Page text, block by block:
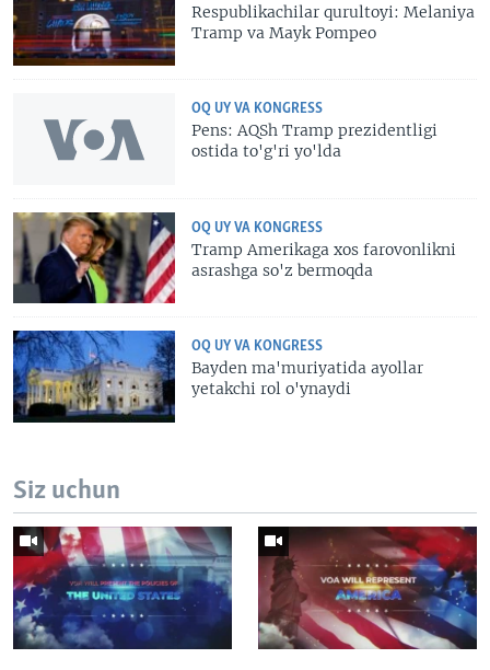
Respublikachilar qurultoyi: Melaniya
Tramp va Mayk Pompeo
OQ UY VA KONGRESS
Pens: AQSh Tramp prezidentligi
ostida to'g'ri yo'lda
OQ UY VA KONGRESS
Tramp Amerikaga xos farovonlikni
asrashga so'z bermoqda
OQ UY VA KONGRESS
Bayden ma'muriyatida ayollar
yetakchi rol o'ynaydi
Siz uchun